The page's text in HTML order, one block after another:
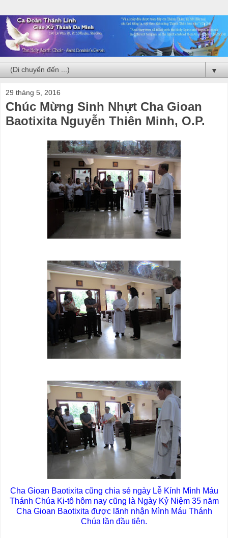
▼
29 tháng 5, 2016
Chúc Mừng Sinh Nhựt Cha Gioan
Baotixita Nguyễn Thiên Minh, O.P.
Cha Gioan Baotixita cũng chia sẻ ngày Lễ Kính Mình Máu
Thánh Chúa Ki-tô hôm nay cũng là Ngày Kỷ Niệm 35 năm
Cha Gioan Baotixita được lãnh nhận Mình Máu Thánh
Chúa lần đầu tiên.